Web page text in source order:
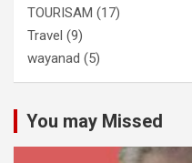
TOURISAM (17)
Travel (9)
wayanad (5)
You may Missed